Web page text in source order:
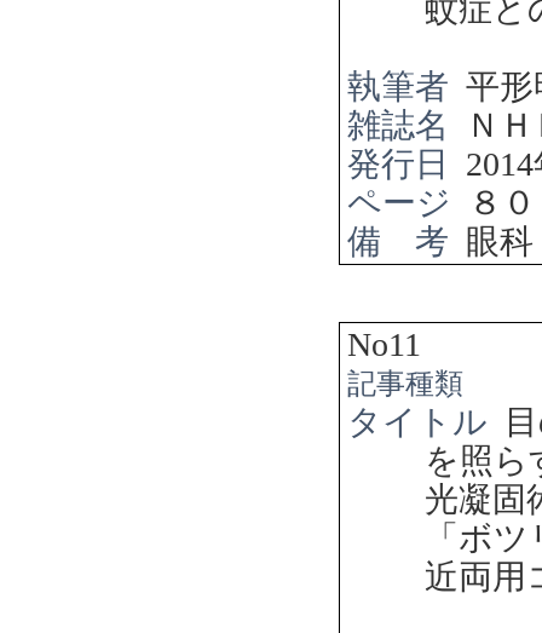
蚊症と
執筆者 平形
雑誌名
Ｎ
発行日
2014
ページ
８
備 考 眼
No11
記事種類
タイトル
を照
光凝固
「ボ
近両用